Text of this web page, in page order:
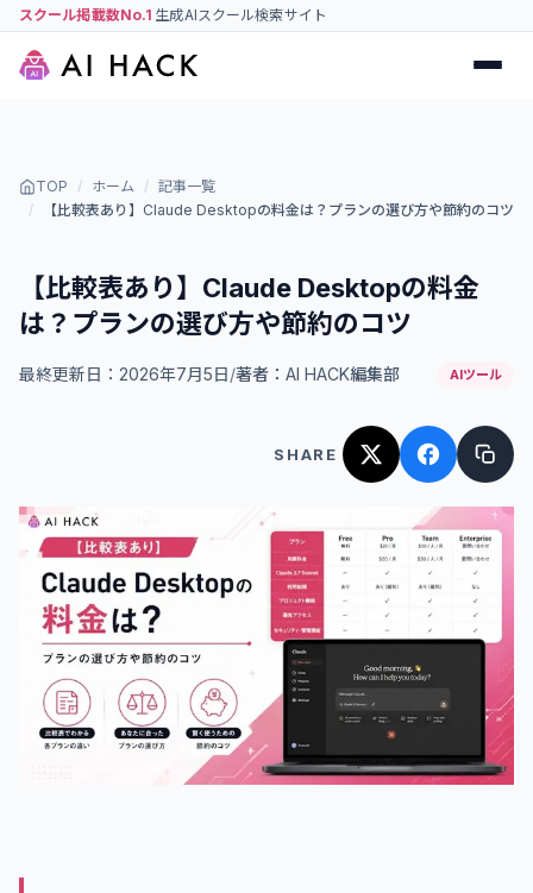
スクール掲載数No.1 生成AIスクール検索サイト
TOP / ホーム / 記事一覧
/
【比較表あり】Claude Desktopの料金は？プランの選び方や節約のコツ
【比較表あり】Claude Desktopの料金
は？プランの選び方や節約のコツ
最終更新日： 2026年7月5日/著者： AI HACK編集部 AIツール
SHARE